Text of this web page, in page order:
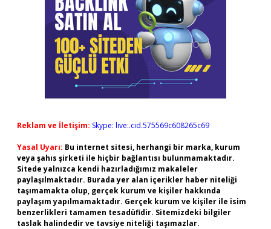
Reklam ve İletişim: Skype: live:.cid.575569c608265c69
Yasal Uyarı: Bu internet sitesi, herhangi bir marka, kurum
veya şahıs şirketi ile hiçbir bağlantısı bulunmamaktadır.
Sitede yalnızca kendi hazırladığımız makaleler
paylaşılmaktadır. Burada yer alan içerikler haber niteliği
taşımamakta olup, gerçek kurum ve kişiler hakkında
paylaşım yapılmamaktadır. Gerçek kurum ve kişiler ile isim
benzerlikleri tamamen tesadüfidir. Sitemizdeki bilgiler
taslak halindedir ve tavsiye niteliği taşımazlar.